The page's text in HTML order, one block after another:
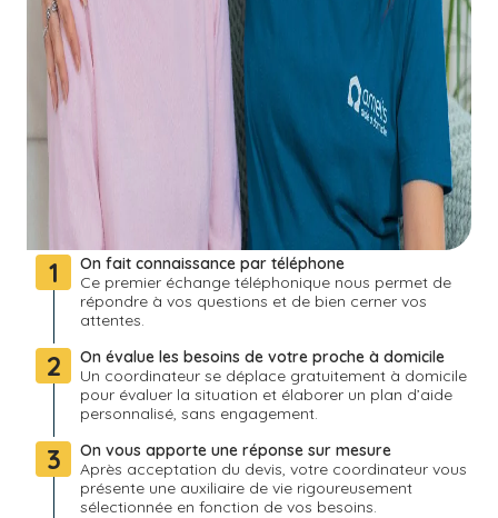
1
On fait connaissance par téléphone
Ce premier échange téléphonique nous permet de
répondre à vos questions et de bien cerner vos
attentes.
2
On évalue les besoins de votre proche à domicile
Un coordinateur se déplace gratuitement à domicile
pour évaluer la situation et élaborer un plan d’aide
personnalisé, sans engagement.
3
On vous apporte une réponse sur mesure
Après acceptation du devis, votre coordinateur vous
présente une auxiliaire de vie rigoureusement
sélectionnée en fonction de vos besoins.